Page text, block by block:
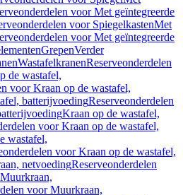
voor Met geïntegreerde
voor SpiegelkastenMet
voor Met geïntegreerde
GrepenVerder
WastafelkranenReserveonderdelen
de wastafel,
voor Kraan op de wastafel,
batterijvoedingReserveonderdelen
Kraan op de wastafel,
voor Kraan op de wastafel,
wastafel,
voor Kraan op de wastafel,
netvoedingReserveonderdelen
Muurkraan,
voor Muurkraan,